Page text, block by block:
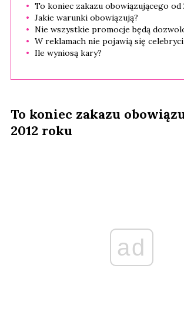
To koniec zakazu obowiązującego od
Jakie warunki obowiązują?
Nie wszystkie promocje będą
W reklamach nie pojawią się celebryci
Ile wyniosą kary?
To koniec zakazu
2012 roku
ad